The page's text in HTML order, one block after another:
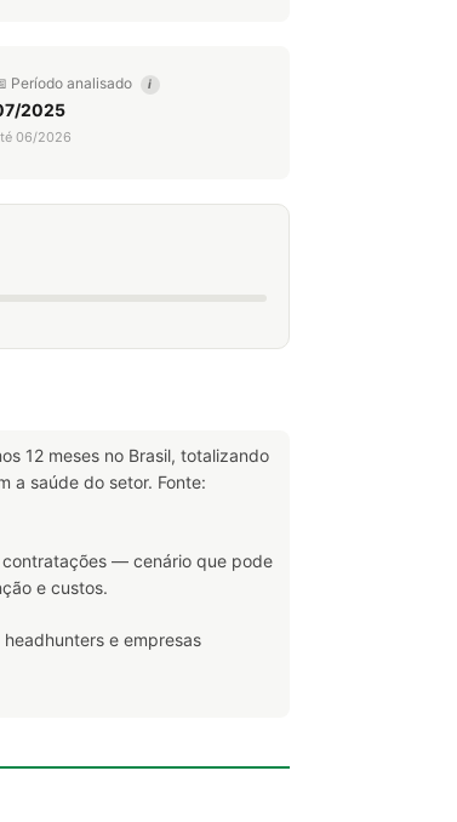
Período analisado i
2025
06/2026
12 meses no Brasil, totalizando
a saúde do setor. Fonte:
contratações — cenário que pode
e custos.
e empresas